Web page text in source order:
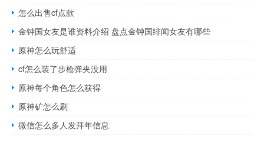
怎么出售cf点款
金钟国女友是谁资料介绍 盘点金钟国绯闻女友有哪些
原神怎么玩舒适
cf怎么装了步枪弹夹没用
原神每个角色怎么获得
原神矿怎么刷
微信怎么多人发拜年信息